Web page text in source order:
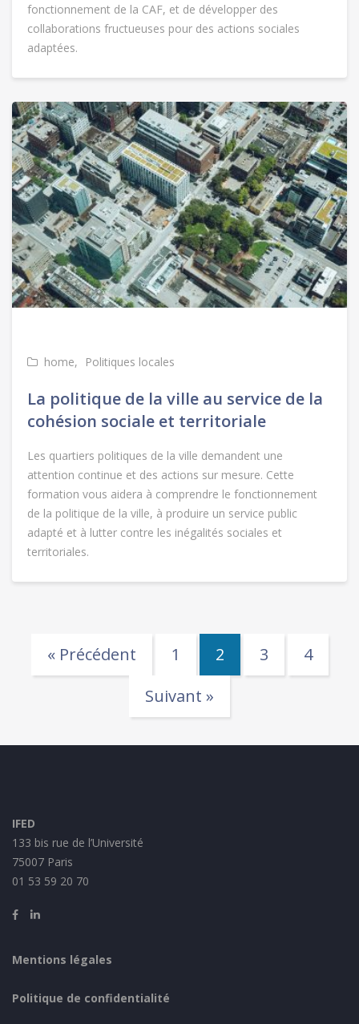
fonctionnement de la CAF, et de développer des
collaborations fructueuses pour des actions sociales
adaptées.
home Politiques locales
La politique de la ville au service de la
cohésion sociale et territoriale
Les quartiers politiques de la ville demandent une
attention continue et des actions sur mesure. Cette
formation vous aidera à comprendre le fonctionnement
de la politique de la ville, à produire un service public
adapté et à lutter contre les inégalités sociales et
territoriales.
« Précédent 1 2 3
4
Suivant »
IFED
133 bis rue de l’Université
75007 Paris
01 53 59 20 70
Mentions légales
Politique de confidentialité